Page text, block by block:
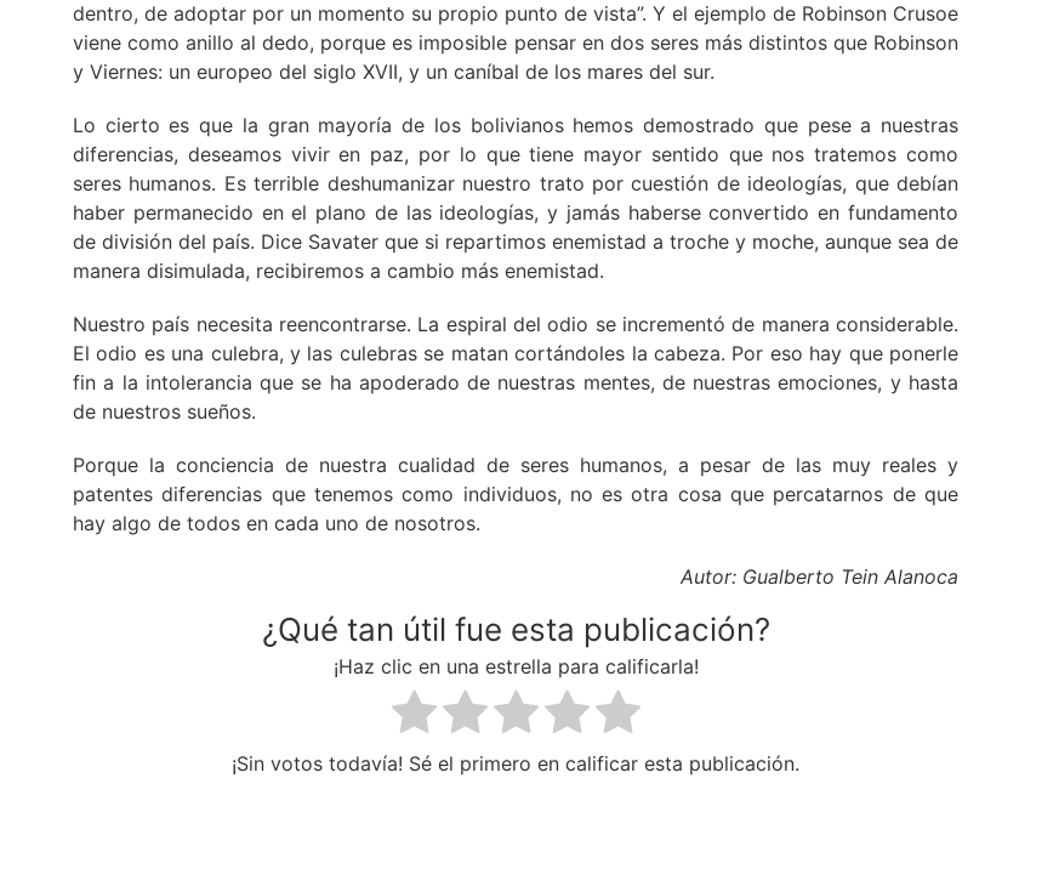
dentro, de adoptar por un momento su propio punto de vista”. Y el ejemplo de Robinson Crusoe
viene como anillo al dedo, porque es imposible pensar en dos seres más distintos que Robinson
y Viernes: un europeo del siglo XVII, y un caníbal de los mares del sur.
Lo cierto es que la gran mayoría de los bolivianos hemos demostrado que pese a nuestras
diferencias, deseamos vivir en paz, por lo que tiene mayor sentido que nos tratemos como
seres humanos. Es terrible deshumanizar nuestro trato por cuestión de ideologías, que debían
haber permanecido en el plano de las ideologías, y jamás haberse convertido en fundamento
de división del país. Dice Savater que si repartimos enemistad a troche y moche, aunque sea de
manera disimulada, recibiremos a cambio más enemistad.
Nuestro país necesita reencontrarse. La espiral del odio se incrementó de manera considerable.
El odio es una culebra, y las culebras se matan cortándoles la cabeza. Por eso hay que ponerle
fin a la intolerancia que se ha apoderado de nuestras mentes, de nuestras emociones, y hasta
de nuestros sueños.
Porque la conciencia de nuestra cualidad de seres humanos, a pesar de las muy reales y
patentes diferencias que tenemos como individuos, no es otra cosa que percatarnos de que
hay algo de todos en cada uno de nosotros.
Autor: Gualberto Tein Alanoca
¿Qué tan útil fue esta publicación?
¡Haz clic en una estrella para calificarla!
¡Sin votos todavía! Sé el primero en calificar esta publicación.